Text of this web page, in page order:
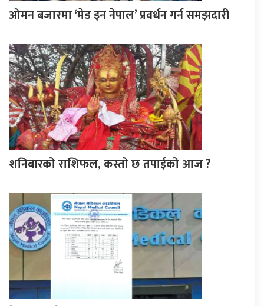
ओमन बजारमा ‘मेड इन नेपाल’ प्रवर्धन गर्न समझदारी
शनिबारको राशिफल, कस्तो छ तपाईको आज ?